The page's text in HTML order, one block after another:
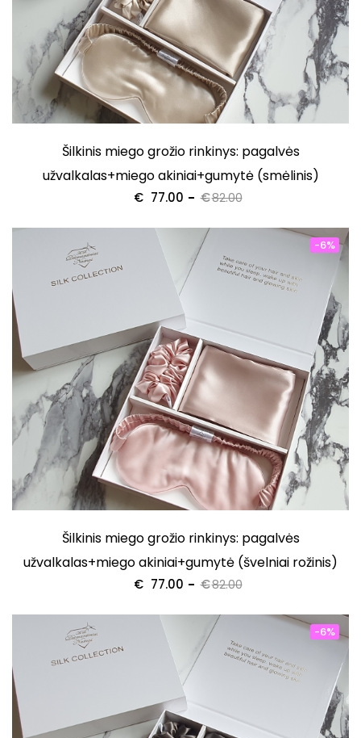
Šilkinis miego grožio rinkinys: pagalvės
užvalkalas+miego akiniai+gumytė (smėlinis)
€ 77.00 €82.00
-6%
Šilkinis miego grožio rinkinys: pagalvės
užvalkalas+miego akiniai+gumytė (švelniai rožinis)
€ 77.00 €82.00
-6%